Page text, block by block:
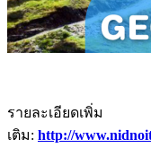
รายละเอียดเพิ่ม
เติม: http://